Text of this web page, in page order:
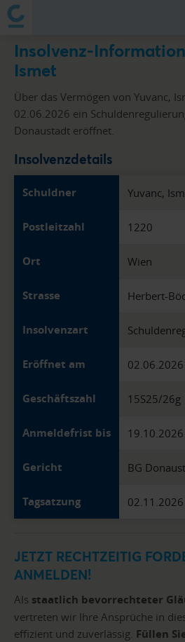
Insolvenz-
Ismet
Über das Vermögen von Yuvanc,
02.06.2026 ein
Donaustadt eröffnet.
Insolvenzdetails
Schuldner Yuvanc,
Postleitzahl 1220
Ort Wien
Strasse Herbert-
Insolvenzart
Eröffnet am 02.06.2026
Geschäftszahl 15S25/26g
Anmeldefrist bis 19.10.2026
Gericht BG
Tagsatzung 02.11.2026
JETZT RECHTZEITIG
ANMELDEN!
Als staatlich bevorrechteter
vertreten wir Ihre Ansprüche in
effizient und zuverlässig. Füllen